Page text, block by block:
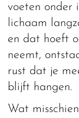
voeten onder
lichaam
en dat hoeft
neemt,
rust dat je
blijft hangen.
Wat